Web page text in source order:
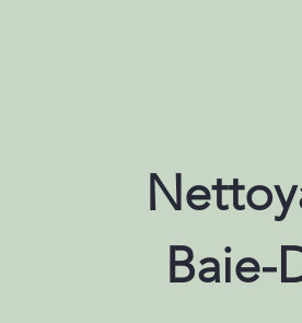
Baie-